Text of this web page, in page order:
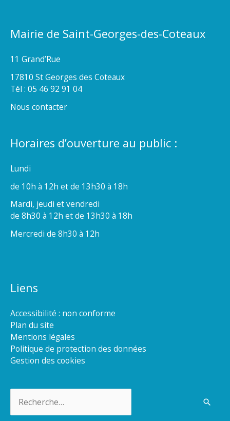
Mairie de Saint-Georges-des-Coteaux
11 Grand’Rue
17810 St Georges des Coteaux
Tél : 05 46 92 91 04
Nous contacter
Horaires d’ouverture au public :
Lundi
de 10h à 12h et de 13h30 à 18h
Mardi, jeudi et vendredi
de 8h30 à 12h et de 13h30 à 18h
Mercredi de 8h30 à 12h
Liens
Accessibilité : non conforme
Plan du site
Mentions légales
Politique de protection des données
Gestion des cookies